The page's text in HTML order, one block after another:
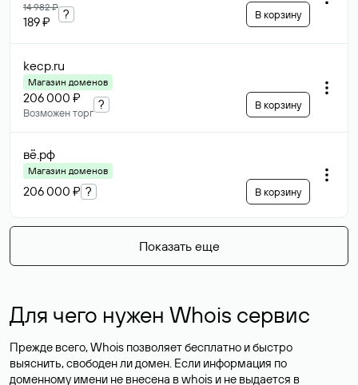
14 982 ₽
189 ₽
? В корзину
kecp.ru
Магазин доменов
206 000 ₽
Возможен торг
? В корзину
вё.рф
Магазин доменов
206 000 ₽ ? В корзину
Показать еще
Для чего нужен Whois сервис
Прежде всего, Whois позволяет бесплатно и быстро
выяснить, свободен ли домен. Если информация по
доменному имени не внесена в whois и не выдается в